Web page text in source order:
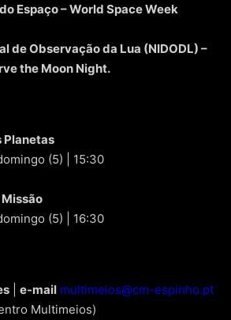
Espaço – World Space Week
de Observação da Lua (NIDODL) –
the Moon Night.
Planetas
(5) | 15:30
Missão
(5) | 16:30
e-mail multimeios@cm-espinho.pt
Multimeios)